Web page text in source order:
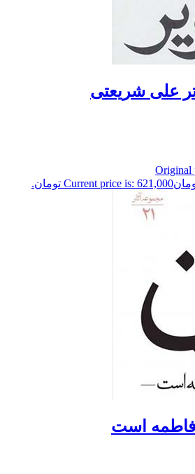
علی شریعتی
Original
Current price is: 621,000 تومان.
است